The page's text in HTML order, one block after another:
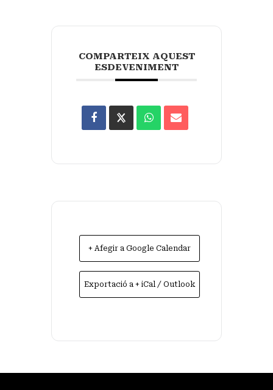
COMPARTEIX AQUEST
ESDEVENIMENT
+ Afegir a Google Calendar
Exportació a + iCal / Outlook